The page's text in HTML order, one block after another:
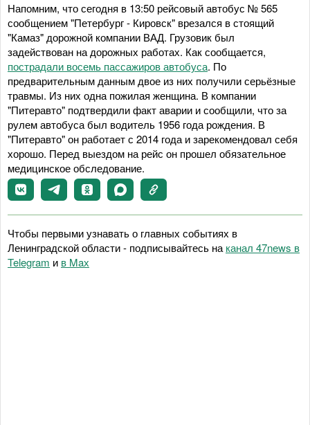
Напомним, что сегодня в 13:50 рейсовый автобус № 565
сообщением "Петербург - Кировск" врезался в стоящий
"Камаз" дорожной компании ВАД. Грузовик был
задействован на дорожных работах. Как сообщается,
пострадали восемь пассажиров автобуса. По
предварительным данным двое из них получили серьёзные
травмы. Из них одна пожилая женщина. В компании
"Питеравто" подтвердили факт аварии и сообщили, что за
рулем автобуса был водитель 1956 года рождения. В
"Питеравто" он работает с 2014 года и зарекомендовал себя
хорошо. Перед выездом на рейс он прошел обязательное
медицинское обследование.
Чтобы первыми узнавать о главных событиях в
Ленинградской области - подписывайтесь на канал 47news в
Telegram и в Maх